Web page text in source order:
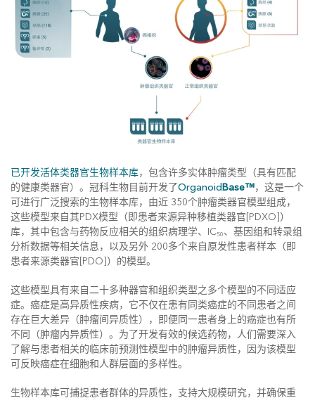
已开发活体类器官生物样本库，包含许多实体肿瘤类型（具有匹配
的健康类器官）。冠科生物目前开发了OrganoidBase™，这是一个
可进行广泛搜索的生物样本库，由近 350个肿瘤类器官模型组成，
这些模型来自其PDX模型（即患者来源异种移植类器官[PDXO]）
库，其中包含与药物反应相关的组织病理学、IC50、基因组和转录组
分析数据等相关信息，以及另外 200多个来自原发性患者样本（即
患者来源类器官[PDO]）的模型。
这些模型具有来自二十多种器官和组织类型之多个模型的不同适应
症。癌症是高异质性疾病，它不仅在患有同类癌症的不同患者之间
存在巨大差异（肿瘤间异质性），即便同一患者身上的癌症也有所
不同（肿瘤内异质性）。为了开发有效的候选药物，人们需要深入
了解与患者相关的临床前预测性模型中的肿瘤异质性，因为该模型
可反映癌症在细胞和人群层面的多样性。
生物样本库可捕捉患者群体的异质性，支持大规模研究，并确保重